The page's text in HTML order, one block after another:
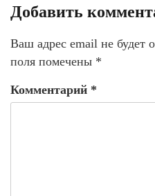
Добавить
Ваш адрес email не будет
поля помечены *
Комментарий *